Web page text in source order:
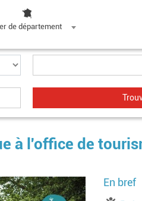
de département
à l'office de
Image